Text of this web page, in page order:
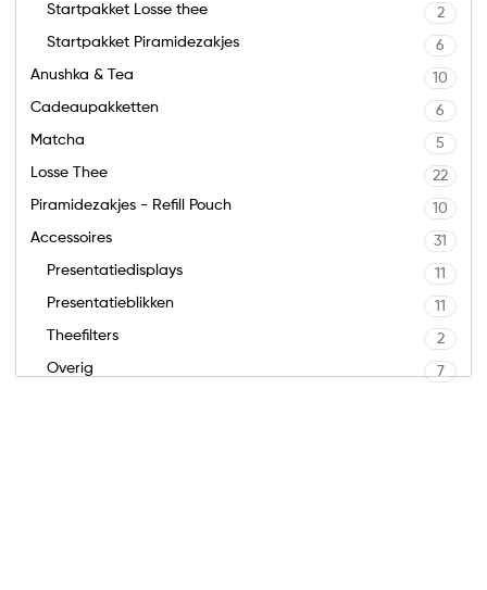
Startpakket Losse thee
2
Startpakket Piramidezakjes
6
Anushka & Tea
10
Cadeaupakketten
6
Matcha
5
Losse Thee
22
Piramidezakjes - Refill Pouch
10
Accessoires
31
Presentatiedisplays
11
Presentatieblikken
11
Theefilters
2
Overig
7